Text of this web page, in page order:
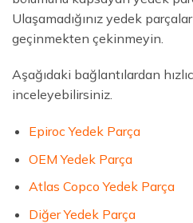
Ulaşamadığınız yedek
geçinmekten çekinmeyin.
Aşağıdaki bağlantılardan
inceleyebilirsiniz.
Epiroc Yedek Parça
OEM Yedek Parça
Atlas Copco Yedek Parça
Diğer Yedek Parça